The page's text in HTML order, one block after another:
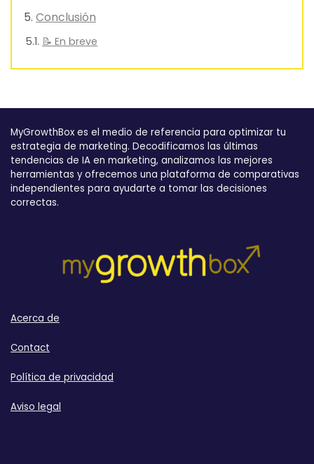
Conclusión
📝 En breve
MyGrowthBox es el medio de referencia para optimizar tu
estrategia de marketing. Decodificamos las últimas
tendencias de IA en marketing, analizamos las mejores
herramientas y ofrecemos una plataforma de comparativas
independientes para ayudarte a tomar las decisiones
correctas.
Acerca de
Contact
Política de privacidad
Aviso legal